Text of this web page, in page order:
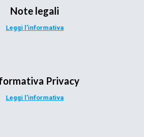
Note legali
Leggi l’informativa
Privacy
Leggi l’informativa